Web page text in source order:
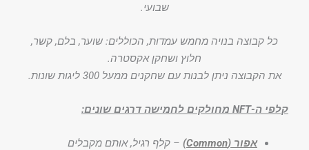
שבועי.
כל קבוצה בנויה מחמש עמדות, הכוללים: שוער, בלם, קשר,
חלוץ ושחקן אקסטרה.
את הקבוצה ניתן לבנות עם שחקנים ממעל 300 ליגות שונות.
קלפי ה-NFT מחולקים לחמישה דרגים שונים:
אפור (Common)
– קלף רגיל, אותם מקבלים